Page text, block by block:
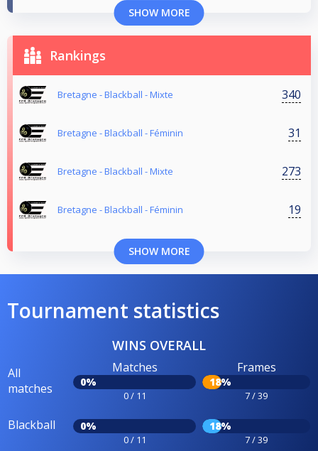
SHOW MORE
Rankings
Bretagne - Blackball - Mixte 340
Bretagne - Blackball - Féminin 31
Bretagne - Blackball - Mixte 273
Bretagne - Blackball - Féminin 19
SHOW MORE
Tournament statistics
WINS OVERALL
All
matches
Matches
0%
0 / 11
Frames
18%
7 / 39
Blackball 0%
0 / 11
18%
7 / 39